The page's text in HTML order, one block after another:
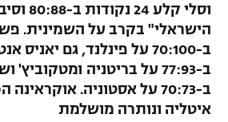
לוח שידורים
ברחבה
הפועל חיפה
הפועל באר שבע
מכבי נתניה
ליגה טורקית
ליגה סינית
ליגה ברזילאית
ג'ודו
אגרוף
ספורט אולימפי
וסלי קלע
הישראלי" בקרב על השמינית.
ב-70:100 על פינלנד, גם
ב-77:93 על בריטניה
ב-70:73 על אסטוניה.
איטליה ונותרה מושלמת